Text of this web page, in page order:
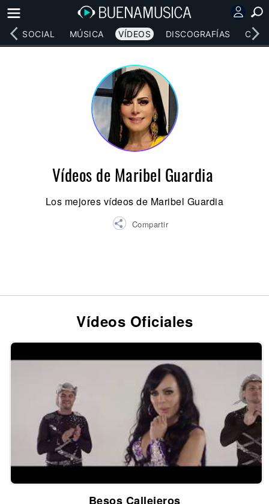
RED SOCIAL MÚSICA VÍDEOS DISCOGRAFÍAS
Vídeos de Maribel Guardia
Los mejores vídeos de Maribel Guardia
Compartir
Vídeos Oficiales
Besos Callejeros